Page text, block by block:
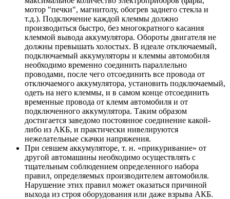
мотор "печки", магнитолу, обогрев заднего стекла и
т.д.). Подключение каждой клеммы должно
производиться быстро, без многократного касания
клеммой вывода аккумулятора. Обороты двигателя не
должны превышать холостых. В идеале отключаемый,
подключаемый аккумуляторы и клеммы автомобиля
необходимо временно соединить параллельно
проводами, после чего отсоединить все провода от
отключаемого аккумулятора, установить подключаемый,
одеть на него клеммы, и в самом конце отсоединить
временные провода от клемм автомобиля и от
подключенного аккумулятора. Таким образом
достигается заведомо постоянное соединение какой-
либо из АКБ, и практически нивелируются
нежелательные скачки напряжения.
При севшем аккумуляторе, т. н. «прикуривание» от
другой автомашины необходимо осуществлять с
тщательным соблюдением определенного набора
правил, определяемых производителем автомобиля.
Нарушение этих правил может оказаться причиной
выхода из строя оборудования или даже взрыва АКБ.